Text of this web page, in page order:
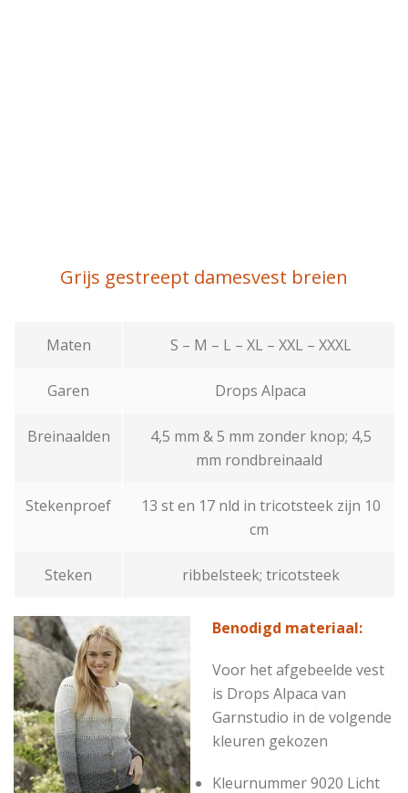
Grijs gestreept damesvest breien
Maten S – M – L – XL – XXL – XXXL
Garen Drops Alpaca
Breinaalden
4,5 mm & 5 mm zonder knop; 4,5
mm rondbreinaald
Stekenproef
13 st en 17 nld in tricotsteek zijn 10
cm
Steken ribbelsteek; tricotsteek
Benodigd materiaal:
Voor het afgebeelde vest
is Drops Alpaca van
Garnstudio in de volgende
kleuren gekozen
Kleurnummer 9020 Licht